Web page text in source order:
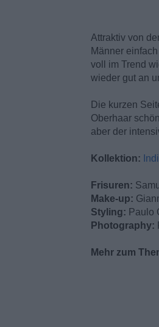
Attraktiv von
Männer
voll im Trend
wieder gut an
Die kurzen
Oberhaar
aber der
Kollektion:
Frisuren:
Make-up:
Styling: Paulo
Photography:
Mehr zum